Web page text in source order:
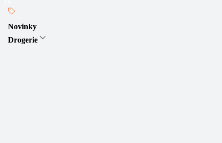
Novinky
Drogerie